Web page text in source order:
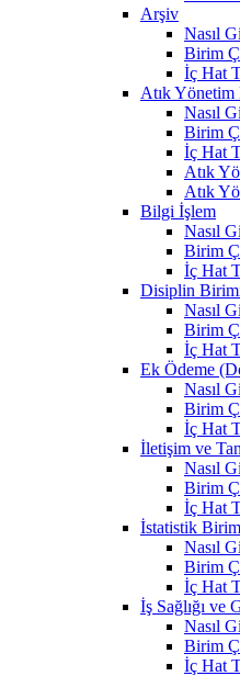
Arşiv
Nasıl
Birim
İç Hat
Atık
Nasıl
Birim
İç Hat
Atık
Atık
Bilgi İşlem
Nasıl
Birim
İç Hat
Disiplin
Nasıl
Birim
İç Hat
Ek Ödeme
Nasıl
Birim
İç Hat
İletişim ve
Nasıl
Birim
İç Hat
İstatistik
Nasıl
Birim
İç Hat
İş Sağlığı ve
Nasıl
Birim
İç Hat